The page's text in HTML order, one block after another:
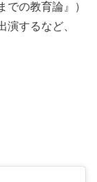
の教育論』）
するなど、